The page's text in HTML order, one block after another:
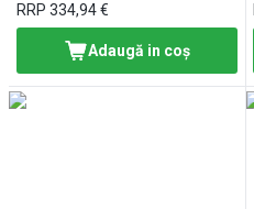
RRP 334,94 €
Adaugă in coş